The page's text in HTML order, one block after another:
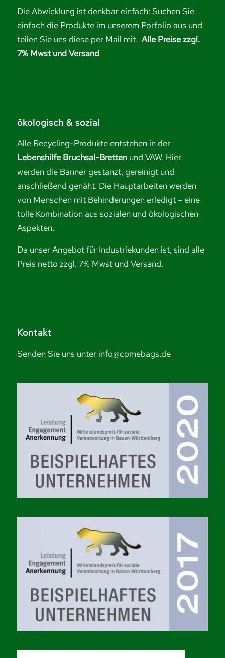
Die Abwicklung ist denkbar einfach: Suchen Sie
einfach die Produkte im unserem Porfolio aus und
teilen Sie uns diese per Mail mit. Alle Preise zzgl.
7% Mwst und Versand
ökologisch & sozial
Alle Recycling-Produkte entstehen in der
Lebenshilfe Bruchsal-Bretten und VAW. Hier
werden die Banner gestanzt, gereinigt und
anschließend genäht. Die Hauptarbeiten werden
von Menschen mit Behinderungen erledigt – eine
tolle Kombination aus sozialen und ökologischen
Aspekten.
Da unser Angebot für Industriekunden ist, sind alle
Preis netto zzgl. 7% Mwst und Versand.
Kontakt
Senden Sie uns unter info@comebags.de